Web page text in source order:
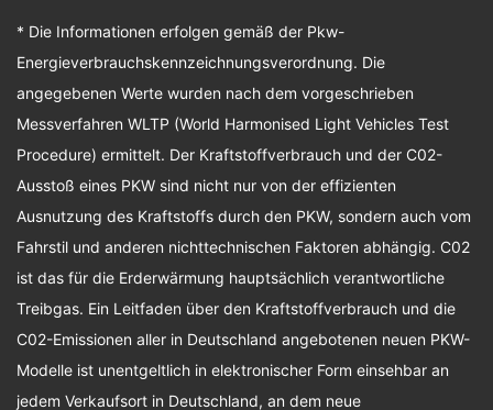
* Die Informationen erfolgen gemäß der Pkw-
Energieverbrauchskennzeichnungsverordnung. Die
angegebenen Werte wurden nach dem vorgeschrieben
Messverfahren WLTP (World Harmonised Light Vehicles Test
Procedure) ermittelt. Der Kraftstoffverbrauch und der C02-
Ausstoß eines PKW sind nicht nur von der effizienten
Ausnutzung des Kraftstoffs durch den PKW, sondern auch vom
Fahrstil und anderen nichttechnischen Faktoren abhängig. C02
ist das für die Erderwärmung hauptsächlich verantwortliche
Treibgas. Ein Leitfaden über den Kraftstoffverbrauch und die
C02-Emissionen aller in Deutschland angebotenen neuen PKW-
Modelle ist unentgeltlich in elektronischer Form einsehbar an
jedem Verkaufsort in Deutschland, an dem neue